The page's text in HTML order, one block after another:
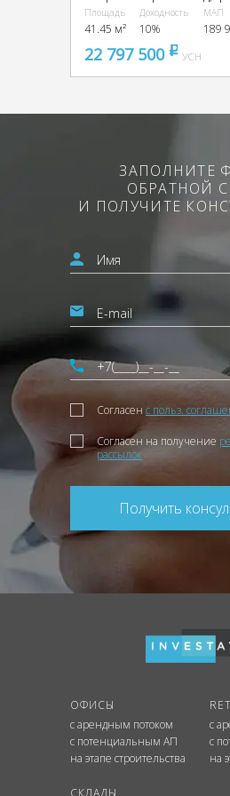
Площадь
41.45 м²
Доходность
10%
МАП
189
22 797 500 pуб
УСН
ЗАПОЛНИТЕ
ОБРАТНОЙ
И ПОЛУЧИТЕ
Согласен с польз.
Согласен на получение
рассылок
Получить
ОФИСЫ
с арендным потоком
с потенциальным АП
на этапе строительства
с
с
на
СКЛАДЫ